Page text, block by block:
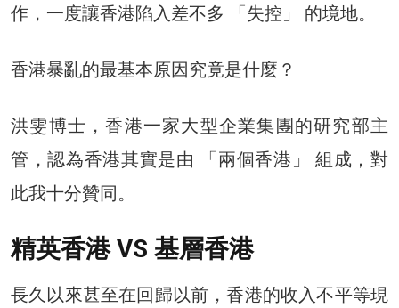
作，一度讓香港陷入差不多 「失控」 的境地。
香港暴亂的最基本原因究竟是什麼？
洪雯博士，香港一家大型企業集團的研究部主
管，認為香港其實是由 「兩個香港」 組成，對
此我十分贊同。
精英香港 VS 基層香港
長久以來甚至在回歸以前，香港的收入不平等現